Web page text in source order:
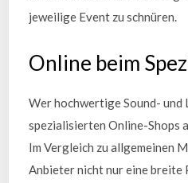
jeweilige Event zu schnüren.
Online beim
Wer hochwertige Sound- und
spezialisierten Online-Shops
Im Vergleich zu allgemeinen
Anbieter nicht nur eine breite